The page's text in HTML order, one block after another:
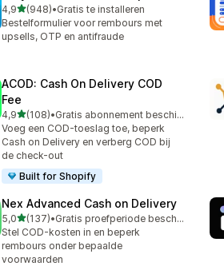
4,9van 5 sterren
(948)
948 recensies in totaal
•Gratis te installeren
Bestelformulier voor rembours met
upsells, OTP en antifraude
ACOD: Cash On Delivery COD
Fee
4,9van 5 sterren
(108)
108 recensies in totaal
•
Gratis abonnement beschikbaar
Voeg een COD-toeslag toe, beperk
Cash on Delivery en verberg COD bij
de check-out
Built for Shopify
Nex Advanced Cash on Delivery
5,0van 5 sterren
(137)
137 recensies in totaal
•
Gratis proefperiode beschikbaar
Stel COD-kosten in en beperk
rembours onder bepaalde
voorwaarden